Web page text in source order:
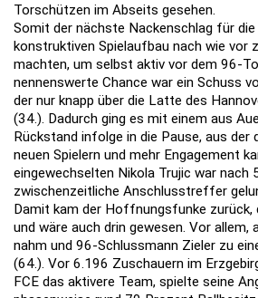
Torschützen im Abseits gesehen.
Somit der nächste Nackenschlag für die
konstruktiven Spielaufbau nach wie vor
machten, um selbst aktiv vor dem 96-
nennenswerte Chance war ein Schuss
der nur knapp über die Latte des
(34.). Dadurch ging es mit einem aus
Rückstand infolge in die Pause, aus der
neuen Spielern und mehr Engagement
eingewechselten Nikola Trujic war nach
zwischenzeitliche Anschlusstreffer
Damit kam der Hoffnungsfunke zurück,
und wäre auch drin gewesen. Vor
nahm und 96-Schlussmann Zieler zu
(64.). Vor 6.196 Zuschauern im
FCE das aktivere Team, spielte seine